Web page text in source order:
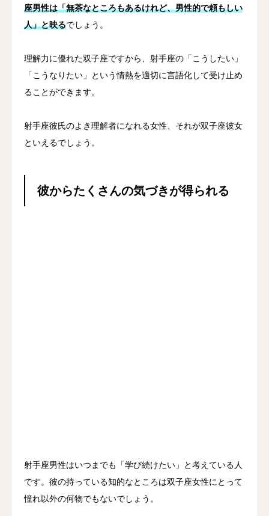
座男性は「無茶なところもあるけれど、男性的で頼もしい
人」と映るでしょう。
理解力に優れた双子座ですから、射手座の「こうしたい」
「こうなりたい」という情熱を適切に言語化して受け止め
ることができます。
射手座彼氏のよき理解者になれる女性、それが双子座彼女
といえるでしょう。
彼からたくさんの気づきが得られる
射手座男性はいつまでも「学び続けたい」と考えている人
です。彼の持っている知的なところは双子座女性にとって
憧れ以外の何物でもないでしょう。